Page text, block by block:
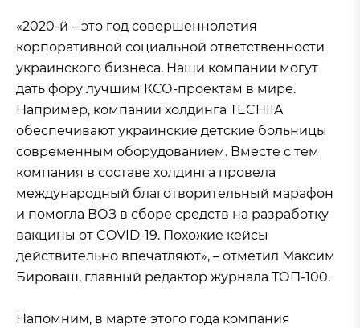
«2020-й – это год совершеннолетия
корпоративной социальной ответственности
украинского бизнеса. Наши компании могут
дать фору лучшим КСО-проектам в мире.
Например, компании холдинга TECHIIA
обеспечивают украинские детские больницы
современным оборудованием. Вместе с тем
компания в составе холдинга провела
международный благотворительный марафон
и помогла ВОЗ в сборе средств на разработку
вакцины от COVID-19. Похожие кейсы
действительно впечатляют», – отметил Максим
Бироваш, главный редактор журнала ТОП-100.
Напомним, в марте этого года компания